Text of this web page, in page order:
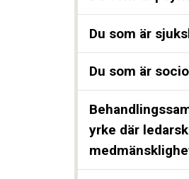
Du som är
Du som är
yrke där